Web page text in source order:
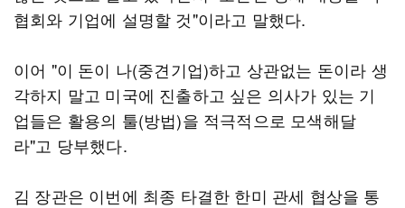
협회와 기업에 설명할 것"이라고 말했다.
이어 "이 돈이 나(중견기업)하고 상관없는 돈이라 생
각하지 말고 미국에 진출하고 싶은 의사가 있는 기
업들은 활용의 툴(방법)을 적극적으로 모색해달
라"고 당부했다.
김 장관은 이번에 최종 타결한 한미 관세 협상을 통